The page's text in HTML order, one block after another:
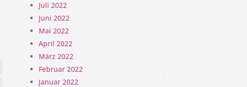
Juli 2022
Juni 2022
Mai 2022
April 2022
März 2022
Februar 2022
Januar 2022